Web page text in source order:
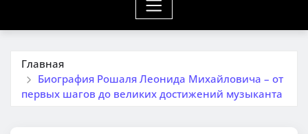
Главная
Биография Рошаля Леонида Михайловича – от
первых шагов до великих достижений музыканта